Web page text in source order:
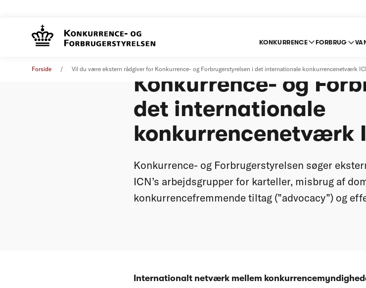
KONKURRENCE FORBRUG
Forside Vil du være ekstern rådgiver for Konkurrence- og Forbrugerstyrelsen i det internationale konkurrencenetværk
Konkurrence- og
det internationale
konkurrencenetværk
Konkurrence- og Forbrugerstyrelsen søger
ICN’s arbejdsgrupper for karteller, misbrug af
konkurrencefremmende tiltag (”advocacy”) og
Internationalt netværk mellem